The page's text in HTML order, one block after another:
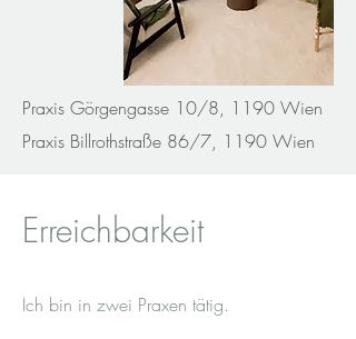
Praxis Görgengasse 10/8, 1190 Wien
Praxis Billrothstraße 86/7, 1190 Wien
Erreichbarkeit
Ich bin in zwei Praxen tätig.